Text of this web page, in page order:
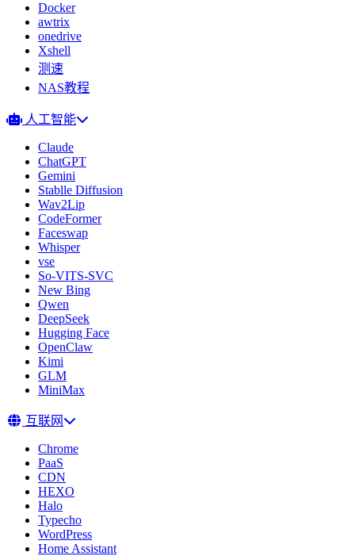
Docker
awtrix
onedrive
Xshell
测速
NAS教程
人工智能
Claude
ChatGPT
Gemini
Stablle Diffusion
Wav2Lip
CodeFormer
Faceswap
Whisper
vse
So-VITS-SVC
New Bing
Qwen
DeepSeek
Hugging Face
OpenClaw
Kimi
GLM
MiniMax
互联网
Chrome
PaaS
CDN
HEXO
Halo
Typecho
WordPress
Home Assistant